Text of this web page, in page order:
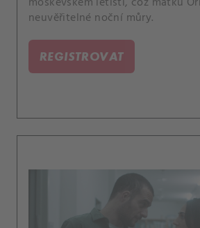
neuvěřitelné noční můry.
REGISTROVAT